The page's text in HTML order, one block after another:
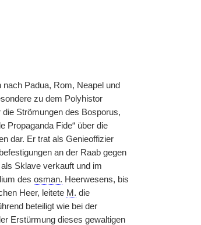
Padua, Rom, Neapel und
zu dem Polyhistor
Strömungen des Bosporus,
Propaganda Fide“ über die
dar. Er trat als Genieoffizier
an der Raab gegen
Sklave verkauft und im
des osman. Heerwesens, bis
Heer, leitete M. die
beteiligt wie bei der
Erstürmung dieses gewaltigen